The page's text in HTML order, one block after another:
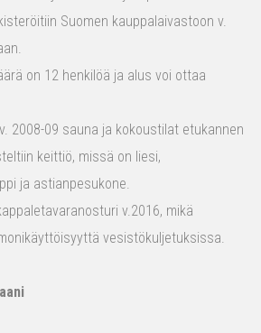
Suomen kauppalaivastoon v.
on 12 henkilöä ja alus voi ottaa
2008-09 sauna ja kokoustilat etukannen
keittiö, missä on liesi,
ja astianpesukone.
v.2016, mikä
vesistökuljetuksissa.